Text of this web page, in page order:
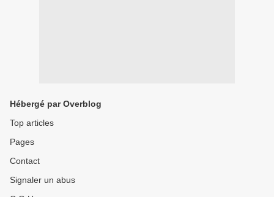
Hébergé par Overblog
Top articles
Pages
Contact
Signaler un abus